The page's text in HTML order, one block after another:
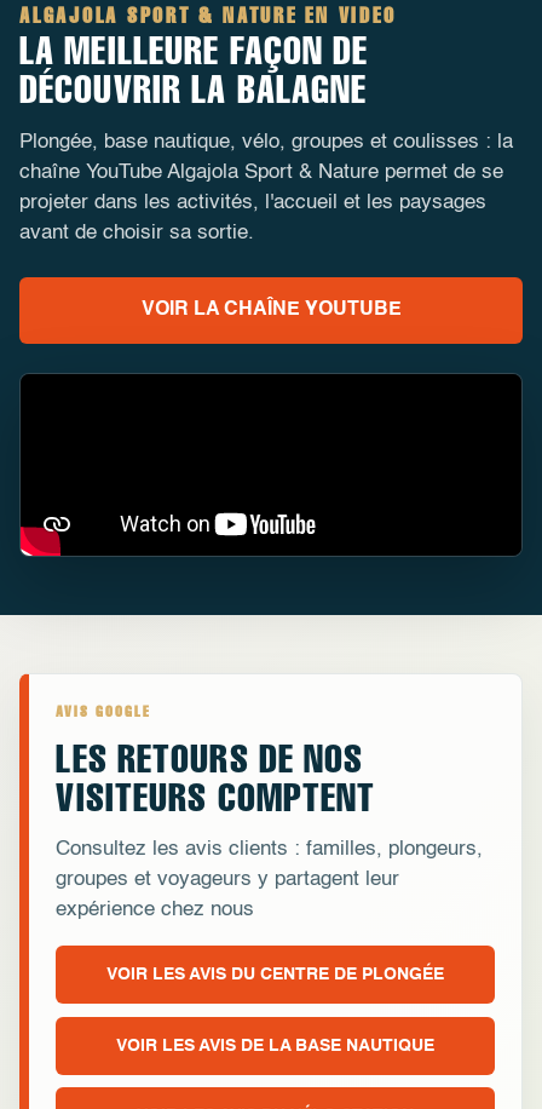
ALGAJOLA SPORT & NATURE EN VIDEO
LA MEILLEURE FAÇON DE
DÉCOUVRIR LA BALAGNE
Plongée, base nautique, vélo, groupes et coulisses : la
chaîne YouTube Algajola Sport & Nature permet de se
projeter dans les activités, l'accueil et les paysages
avant de choisir sa sortie.
VOIR LA CHAÎNE YOUTUBE
AVIS GOOGLE
LES RETOURS DE NOS
VISITEURS COMPTENT
Consultez les avis clients : familles, plongeurs,
groupes et voyageurs y partagent leur
expérience chez nous
VOIR LES AVIS DU CENTRE DE PLONGÉE
VOIR LES AVIS DE LA BASE NAUTIQUE